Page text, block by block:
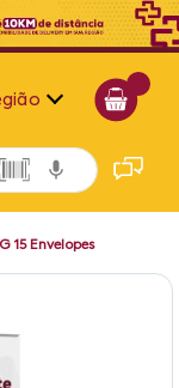
Alagoas
Bahia
15 Envelopes